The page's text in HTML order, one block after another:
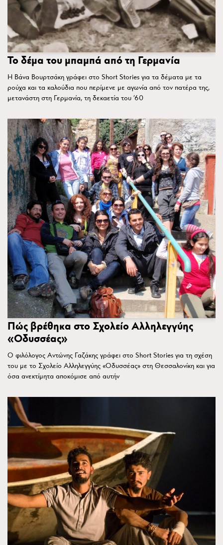
Το δέμα του μπαμπά από τη Γερμανία
Η Βάνα Βουρτσάκη γράφει στο Short Stories για τα δέματα με τα
ρούχα και τα καλούδια που περίμενε με αγωνία από τον πατέρα της,
μετανάστη στη Γερμανία, τη δεκαετία του ’60
Πώς βρέθηκα στο Σχολείο Αλληλεγγύης
«Οδυσσέας»
Ο φιλόλογος Αντώνης Γαζάκης γράφει στο Short Stories για τη σχέση
του με το Σχολείο Αλληλεγγύης «Οδυσσέας» στη Θεσσαλονίκη και για
όσα ανεκτίμητα αποκόμισε από αυτήν